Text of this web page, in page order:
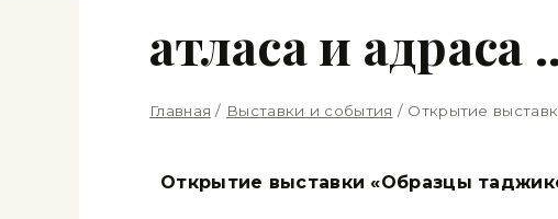
атласа и адраса
Главная / Выставки и события / Открытие
Открытие выставки «Образцы